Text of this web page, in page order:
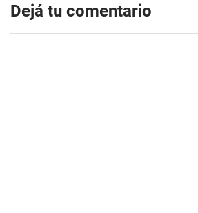
Dejá tu comentario